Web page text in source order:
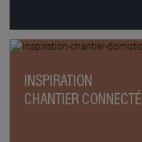
INSPIRATION
CHANTIER CONNECTÉ